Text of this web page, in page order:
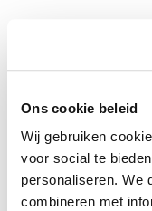
Ons cookie beleid
Wij gebruiken
voor social te
personaliseren. We
combineren met
Voeg meer
vergroten